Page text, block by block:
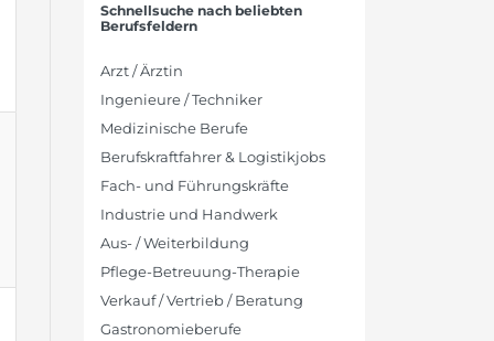
Schnellsuche nach beliebten
Berufsfeldern
Arzt / Ärztin
Ingenieure / Techniker
Medizinische Berufe
Berufskraftfahrer & Logistikjobs
Fach- und Führungskräfte
Industrie und Handwerk
Aus- / Weiterbildung
Pflege-Betreuung-Therapie
Verkauf / Vertrieb / Beratung
Gastronomieberufe